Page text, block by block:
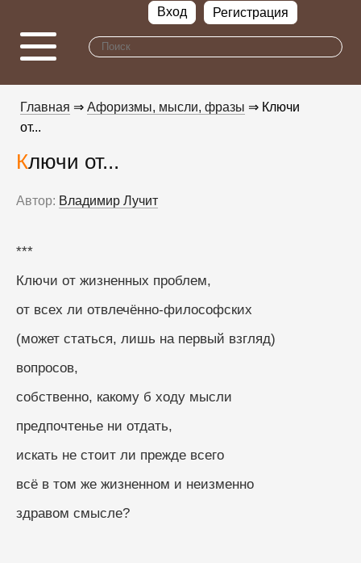
Вход Регистрация
Главная ⇒ Афоризмы, мысли, фразы ⇒ Ключи
от...
Ключи от...
Автор: Владимир Лучит
***
Ключи от жизненных проблем,
от всех ли отвлечённо-философских
(может статься, лишь на первый взгляд)
вопросов,
собственно, какому б ходу мысли
предпочтенье ни отдать,
искать не стоит ли прежде всего
всё в том же жизненном и неизменно
здравом смысле?